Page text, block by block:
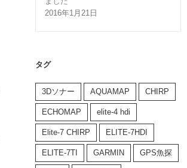
2016年1月21日
タグ
3Dソナー AQUAMAP CHIRP
ECHOMAP elite-4 hdi
Elite-7 CHIRP ELITE-7HDI
ELITE-7TI GARMIN GPS魚探